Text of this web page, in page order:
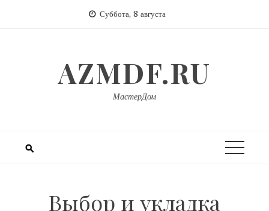
Суббота, 8 августа
AZMDF.RU
МастерДом
Выбор и укладка